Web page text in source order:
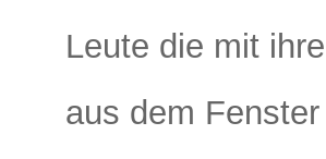
Leute die mit
aus dem